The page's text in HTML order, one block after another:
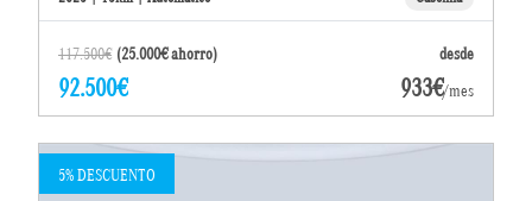
117.500€ (25.000€ ahorro) desde
92.500€ 933€/mes
5% DESCUENTO